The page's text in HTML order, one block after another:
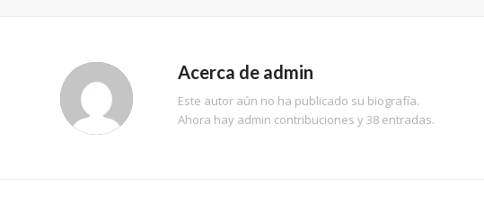
Acerca de admin
Este autor aún no ha publicado su biografía.
Ahora hay admin contribuciones y 38 entradas.